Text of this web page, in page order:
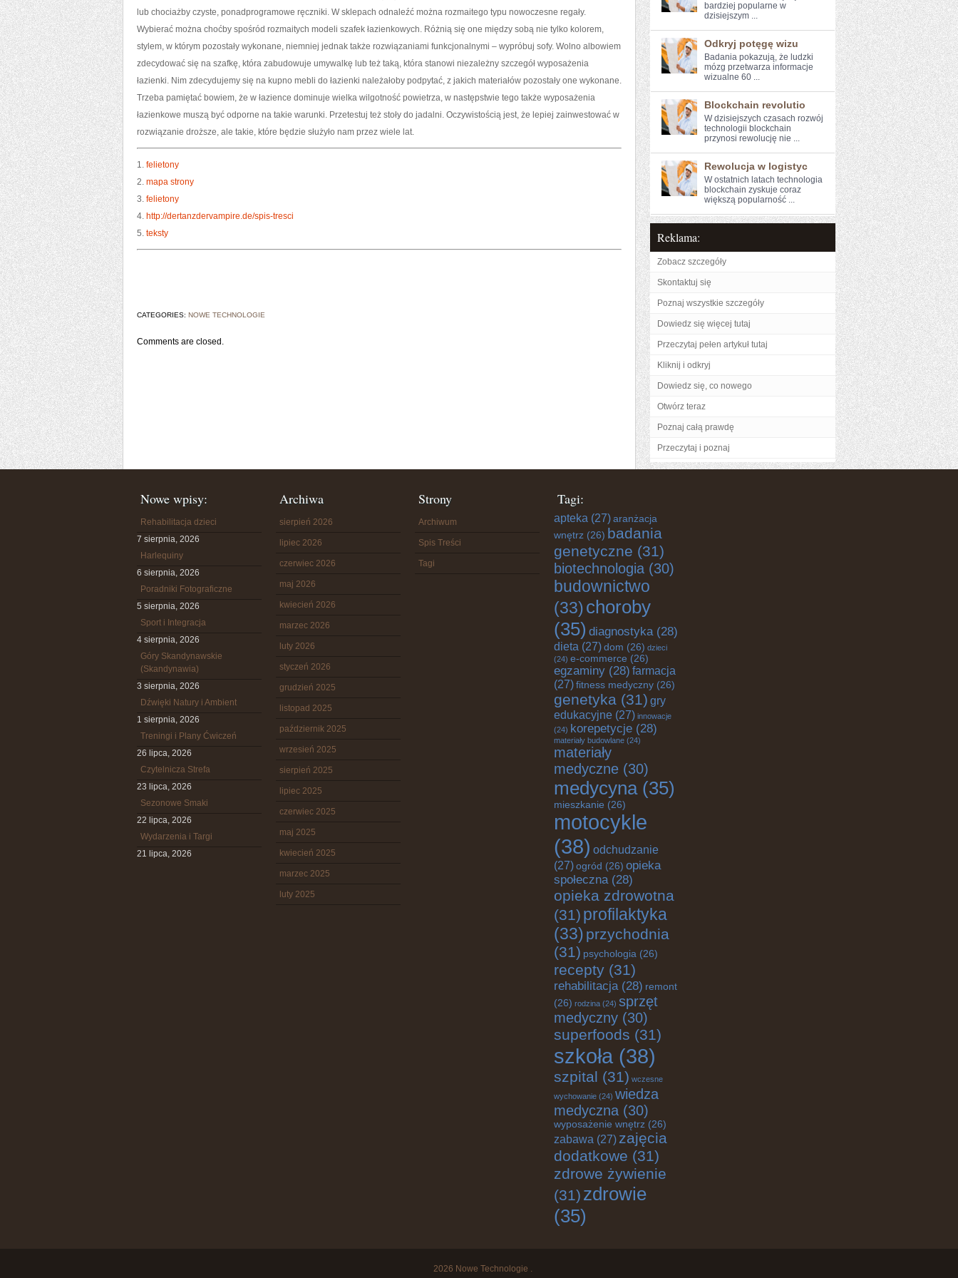
lub chociażby czyste, ponadprogramowe ręczniki. W sklepach odnaleźć można rozmaitego typu nowoczesne regały.
Wybierać można choćby spośród rozmaitych modeli szafek łazienkowych. Różnią się one między sobą nie tylko kolorem,
stylem, w którym pozostały wykonane, niemniej jednak także rozwiązaniami funkcjonalnymi – wypróbuj sofy. Wolno albowiem
zdecydować się na szafkę, która zabudowuje umywalkę lub też taką, która stanowi niezależny szczegół wyposażenia
łazienki. Nim zdecydujemy się na kupno mebli do łazienki należałoby podpytać, z jakich materiałów pozostały one wykonane.
Trzeba pamiętać bowiem, że w łazience dominuje wielka wilgotność powietrza, w następstwie tego także wyposażenia
łazienkowe muszą być odporne na takie warunki. Przetestuj też stoły do jadalni. Oczywistością jest, że lepiej zainwestować w
rozwiązanie droższe, ale takie, które będzie służyło nam przez wiele lat.
1. felietony
2. mapa strony
3. felietony
4. http://dertanzdervampire.de/spis-tresci
5. teksty
CATEGORIES: NOWE TECHNOLOGIE
Comments are closed.
bardziej ​popularne w
dzisiejszym ...
Odkryj potęgę wizu
Badania⁣ pokazują, że ludzki
mózg przetwarza ‌informacje
wizualne 60 ...
Blockchain revolutio
W dzisiejszych czasach rozwój
technologii blockchain
przynosi rewolucję⁣ nie ...
Rewolucja w logistyc
W⁣ ostatnich latach technologia
blockchain zyskuje coraz
większą popularność ...
Reklama:
Zobacz szczegóły
Skontaktuj się
Poznaj wszystkie szczegóły
Dowiedz się więcej tutaj
Przeczytaj pełen artykuł tutaj
Kliknij i odkryj
Dowiedz się, co nowego
Otwórz teraz
Poznaj całą prawdę
Przeczytaj i poznaj
Nowe wpisy:
Rehabilitacja dzieci
7 sierpnia, 2026
Harlequiny
6 sierpnia, 2026
Poradniki Fotograficzne
5 sierpnia, 2026
Sport i Integracja
4 sierpnia, 2026
Góry Skandynawskie
(Skandynawia)
3 sierpnia, 2026
Dźwięki Natury i Ambient
1 sierpnia, 2026
Treningi i Plany Ćwiczeń
26 lipca, 2026
Czytelnicza Strefa
23 lipca, 2026
Sezonowe Smaki
22 lipca, 2026
Wydarzenia i Targi
21 lipca, 2026
Archiwa
sierpień 2026
lipiec 2026
czerwiec 2026
maj 2026
kwiecień 2026
marzec 2026
luty 2026
styczeń 2026
grudzień 2025
listopad 2025
październik 2025
wrzesień 2025
sierpień 2025
lipiec 2025
czerwiec 2025
maj 2025
kwiecień 2025
marzec 2025
luty 2025
Strony
Archiwum
Spis Treści
Tagi
Tagi:
apteka (27) aranżacja
wnętrz (26) badania
genetyczne (31)
biotechnologia (30)
budownictwo
(33)choroby
(35) diagnostyka(28)
dieta (27) dom (26) dzieci
(24) e-commerce (26)
egzaminy (28) farmacja
(27) fitness medyczny (26)
genetyka (31) gry
edukacyjne (27) innowacje
(24) korepetycje (28)
materiały budowlane (24)
materiały
medyczne (30)
medycyna(35)
mieszkanie (26)
motocykle
(38) odchudzanie
(27) ogród (26) opieka
społeczna(28)
opieka zdrowotna
(31) profilaktyka
(33) przychodnia
(31) psychologia (26)
recepty (31)
rehabilitacja(28) remont
(26) rodzina (24) sprzęt
medyczny (30)
superfoods (31)
szkoła (38)
szpital (31) wczesne
wychowanie (24) wiedza
medyczna (30)
wyposażenie wnętrz (26)
zabawa (27)zajęcia
dodatkowe (31)
zdrowe żywienie
(31) zdrowie
(35)
2026 Nowe Technologie .